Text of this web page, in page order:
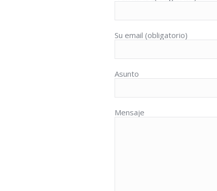
Su email (obligatorio)
Asunto
Mensaje